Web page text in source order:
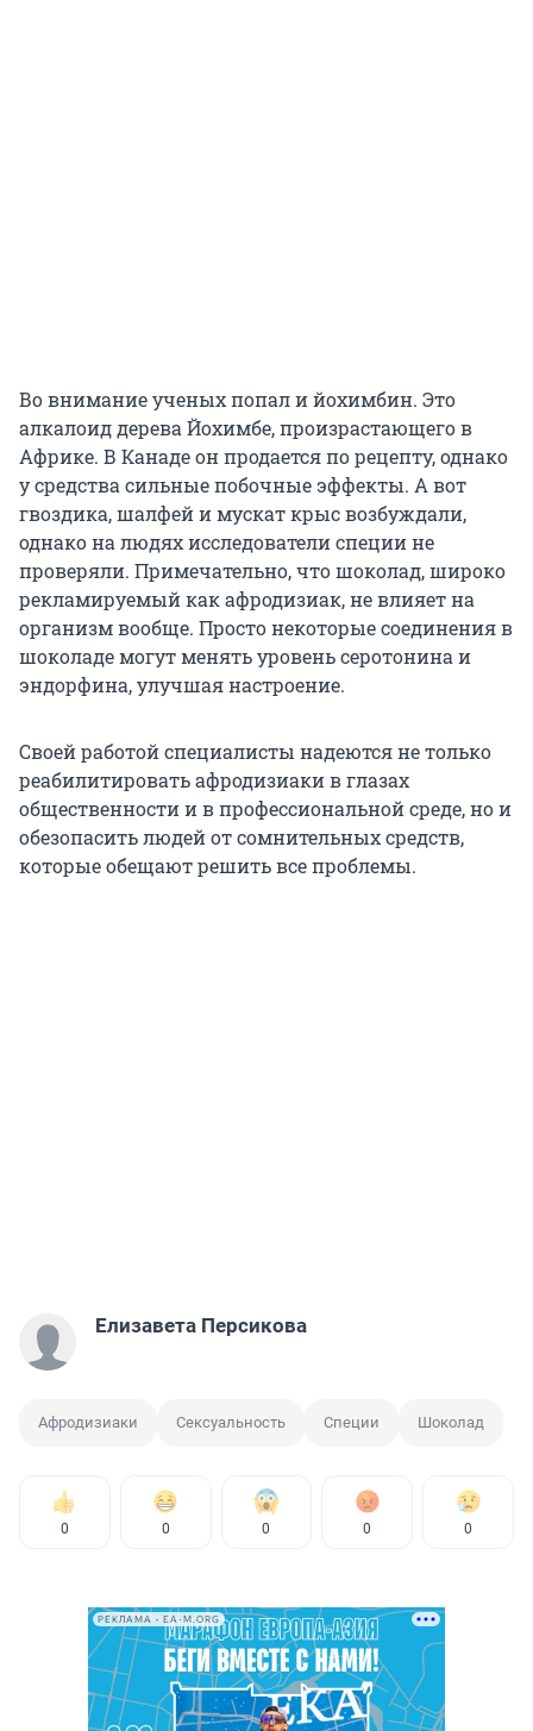
Во внимание ученых попал и йохимбин. Это
алкалоид дерева Йохимбе, произрастающего в
Африке. В Канаде он продается по рецепту, однако
у средства сильные побочные эффекты. А вот
гвоздика, шалфей и мускат крыс возбуждали,
однако на людях исследователи специи не
проверяли. Примечательно, что шоколад, широко
рекламируемый как афродизиак, не влияет на
организм вообще. Просто некоторые соединения в
шоколаде могут менять уровень серотонина и
эндорфина, улучшая настроение.
Своей работой специалисты надеются не только
реабилитировать афродизиаки в глазах
общественности и в профессиональной среде, но и
обезопасить людей от сомнительных средств,
которые обещают решить все проблемы.
Елизавета Персикова
Афродизиаки Сексуальность Специи Шоколад
0 0 0 0 0
РЕКЛАМА • EA-M.ORG